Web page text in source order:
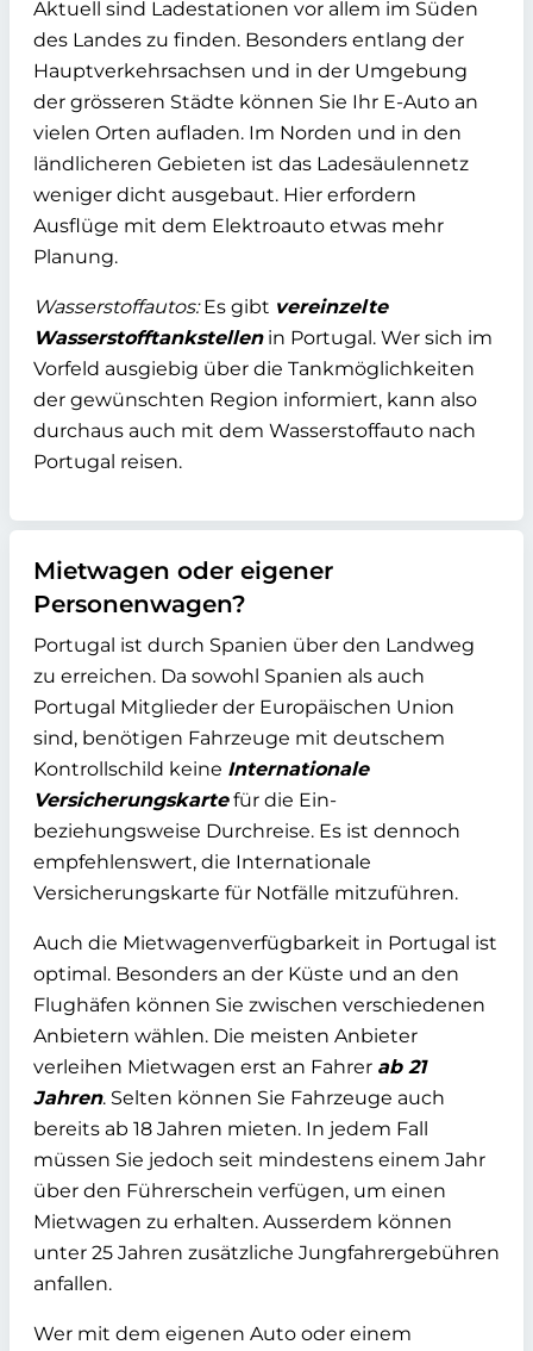
Aktuell sind Ladestationen vor allem im Süden
des Landes zu finden. Besonders entlang der
Hauptverkehrsachsen und in der Umgebung
der grösseren Städte können Sie Ihr E-Auto an
vielen Orten aufladen. Im Norden und in den
ländlicheren Gebieten ist das Ladesäulennetz
weniger dicht ausgebaut. Hier erfordern
Ausflüge mit dem Elektroauto etwas mehr
Planung.
Wasserstoffautos:Es gibt vereinzelte
Wasserstofftankstellenin Portugal. Wer sich im
Vorfeld ausgiebig über die Tankmöglichkeiten
der gewünschten Region informiert, kann also
durchaus auch mit dem Wasserstoffauto nach
Portugal reisen.
Mietwagen oder eigener
Personenwagen?
Portugal ist durch Spanien über den Landweg
zu erreichen. Da sowohl Spanien als auch
Portugal Mitglieder der Europäischen Union
sind, benötigen Fahrzeuge mit deutschem
Kontrollschild keine Internationale
Versicherungskartefür die Ein-
beziehungsweise Durchreise. Es ist dennoch
empfehlenswert, die Internationale
Versicherungskarte für Notfälle mitzuführen.
Auch die Mietwagenverfügbarkeit in Portugal ist
optimal. Besonders an der Küste und an den
Flughäfen können Sie zwischen verschiedenen
Anbietern wählen. Die meisten Anbieter
verleihen Mietwagen erst an Fahrer ab 21
Jahren. Selten können Sie Fahrzeuge auch
bereits ab 18 Jahren mieten. In jedem Fall
müssen Sie jedoch seit mindestens einem Jahr
über den Führerschein verfügen, um einen
Mietwagen zu erhalten. Ausserdem können
unter 25 Jahren zusätzliche Jungfahrergebühren
anfallen.
Wer mit dem eigenen Auto oder einem